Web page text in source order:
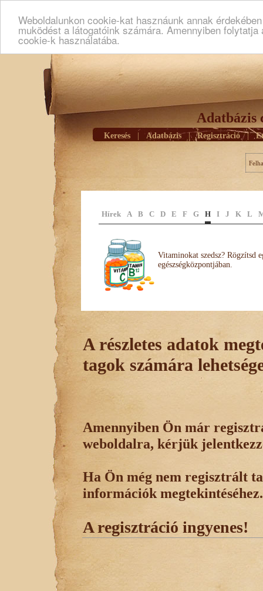
Weboldalunkon cookie-kat hasznáunk annak
muködést a látogatóink számára. Amennyiben
cookie-k használatába.
Adatbázis
Keresés Adatbázis | Regisztráció |
Hírek A B C D E F G H I J K L
Vitaminokat szedsz? Rögzítsd
egészségközpontjában.
A részletes adatok
tagok számára
Amennyiben Ön már
weboldalra, kérjük
Ha Ön még nem regisztrált
információk megtekintéséhez.
A regisztráció ingyenes!